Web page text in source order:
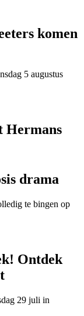
komen
5 augustus
Hermans
drama
te bingen op
Ontdek
29 juli in